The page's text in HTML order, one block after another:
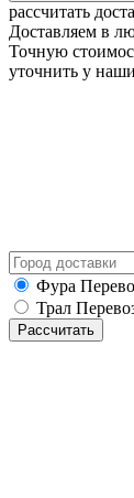
рассчитать
Доставляем в
Точную
уточнить у
Фура
Трал
Рассчитать